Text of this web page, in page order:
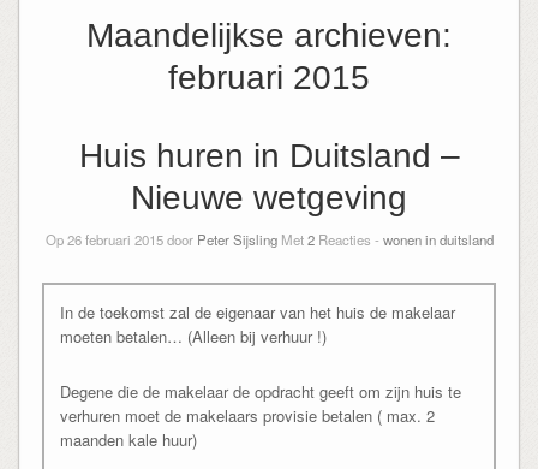
Maandelijkse archieven:
februari 2015
Huis huren in Duitsland –
Nieuwe wetgeving
Op 26 februari 2015 door Peter SijslingMet2Reacties - wonen in duitsland
In de toekomst zal de eigenaar van het huis de makelaar
moeten betalen… (Alleen bij verhuur !)
Degene die de makelaar de opdracht geeft om zijn huis te
verhuren moet de makelaars provisie betalen ( max. 2
maanden kale huur)